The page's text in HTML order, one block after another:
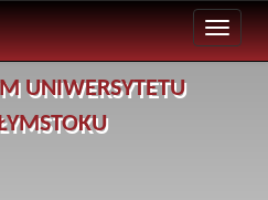
UNIWERSYTETU